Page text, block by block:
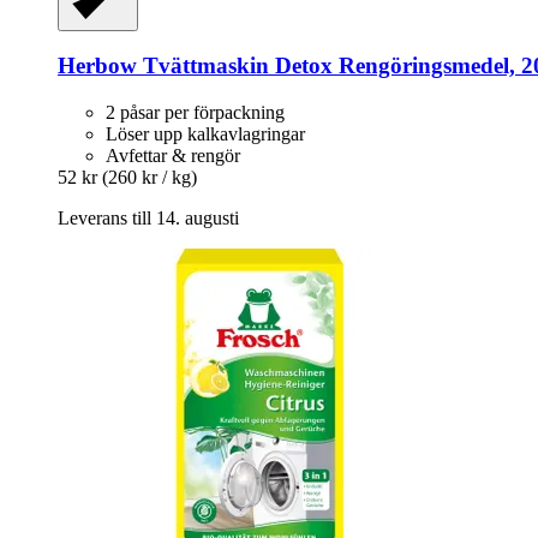
Herbow Tvättmaskin Detox Rengöringsmedel,
2 påsar per förpackning
Löser upp kalkavlagringar
Avfettar & rengör
52 kr (260 kr / kg)
Leverans till 14. augusti